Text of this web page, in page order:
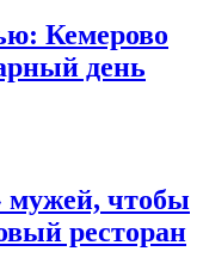
Кемерово
день
мужей, чтобы
ресторан